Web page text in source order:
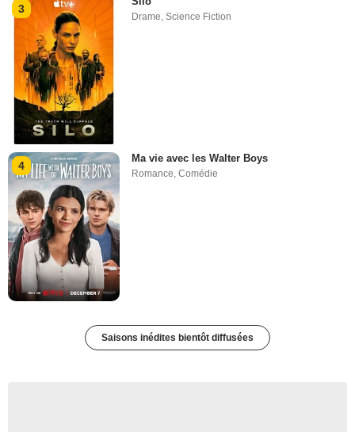
3
Drame ,Science Fiction
4
Ma vie avec les Walter Boys
Romance,Comédie
Saisons inédites bientôt diffusées